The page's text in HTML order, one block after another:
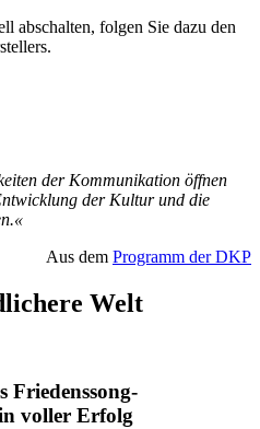
abschalten, folgen Sie dazu den
der Kommunikation öffnen
der Kultur und die
Aus dem Programm der DKP
Welt
Friedenssong-
voller Erfolg